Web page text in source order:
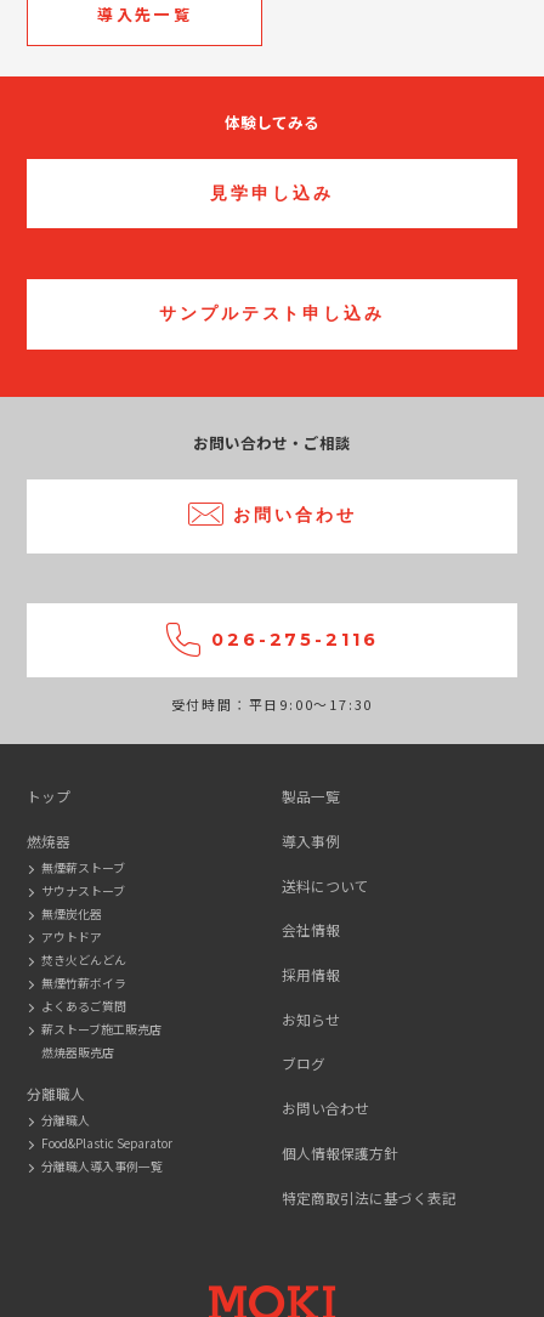
導入先一覧
体験してみる
見学申し込み
サンプルテスト申し込み
お問い合わせ・ご相談
お問い合わせ
026-275-2116
受付時間：平日9:00～17:30
トップ
燃焼器
無煙薪ストーブ
サウナストーブ
無煙炭化器
アウトドア
焚き火どんどん
無煙竹薪ボイラ
よくあるご質問
薪ストーブ施工販売店
燃焼器販売店
分離職人
分離職人
Food&Plastic Separator
分離職人導入事例一覧
製品一覧
導入事例
送料について
会社情報
採用情報
お知らせ
ブログ
お問い合わせ
個人情報保護方針
特定商取引法に基づく表記